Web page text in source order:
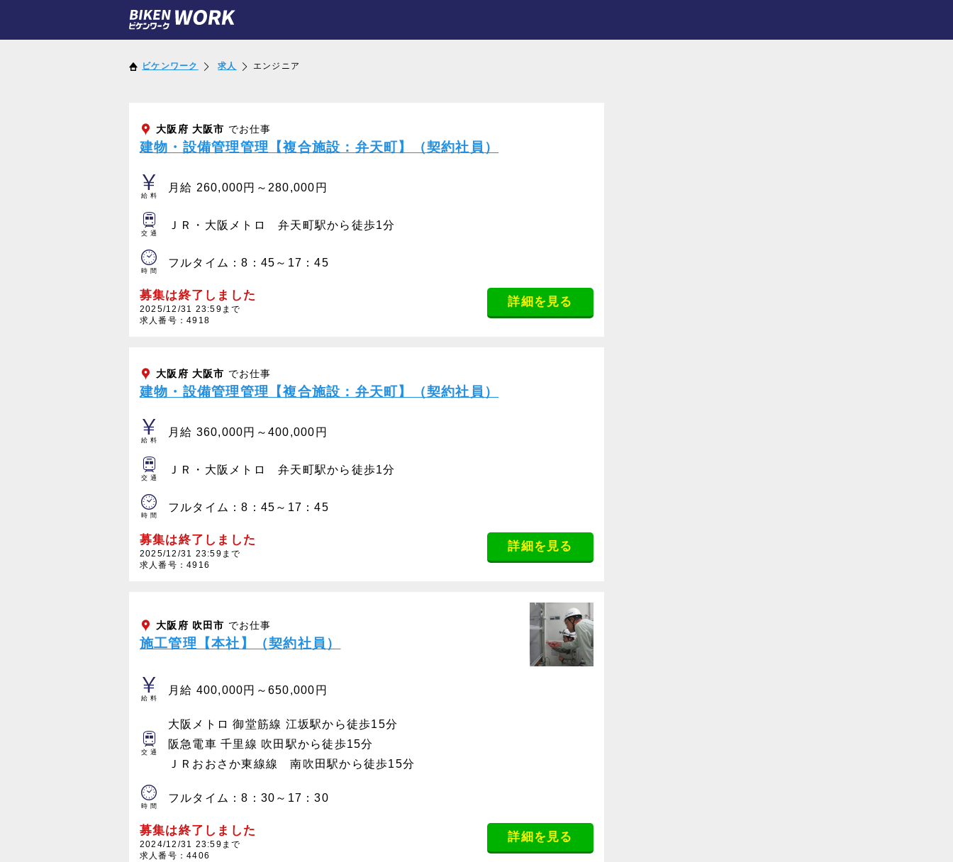
ビケンワーク 求人 エンジニア
大阪府 大阪市 でお仕事
建物・設備管理管理【複合施設：弁天町】（契約社員）
給料
月給 260,000円～280,000円
交通
ＪＲ・大阪メトロ 弁天町駅から徒歩1分
時間
フルタイム：8：45～17：45
募集は終了しました
2025/12/31 23:59まで
求人番号：4918
詳細を見る
大阪府 大阪市 でお仕事
建物・設備管理管理【複合施設：弁天町】（契約社員）
給料
月給 360,000円～400,000円
交通
ＪＲ・大阪メトロ 弁天町駅から徒歩1分
時間
フルタイム：8：45～17：45
募集は終了しました
2025/12/31 23:59まで
求人番号：4916
詳細を見る
大阪府 吹田市 でお仕事
施工管理【本社】（契約社員）
給料
月給 400,000円～650,000円
交通
大阪メトロ 御堂筋線 江坂駅から徒歩15分
阪急電車 千里線 吹田駅から徒歩15分
ＪＲおおさか東線線 南吹田駅から徒歩15分
時間
フルタイム：8：30～17：30
募集は終了しました
2024/12/31 23:59まで
求人番号：4406
詳細を見る